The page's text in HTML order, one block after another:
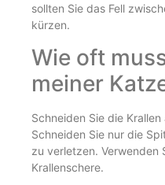
sollten Sie das Fell
kürzen.
Wie oft
meiner
Schneiden Sie die
Schneiden Sie nur die
zu verletzen. Verwenden
Krallenschere.